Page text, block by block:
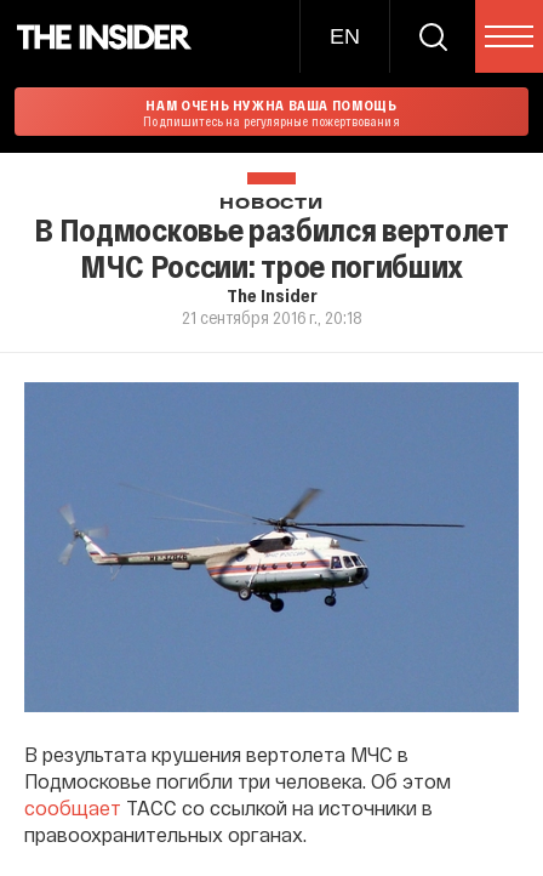
EN
НАМ ОЧЕНЬ НУЖНА ВАША ПОМОЩЬ
Подпишитесь на регулярные пожертвования
НОВОСТИ
В Подмосковье разбился вертолет
МЧС России: трое погибших
The Insider
21 сентября 2016 г., 20:18
В результата крушения вертолета МЧС в
Подмосковье погибли три человека. Об этом
сообщает ТАСС со ссылкой на источники в
правоохранительных органах.